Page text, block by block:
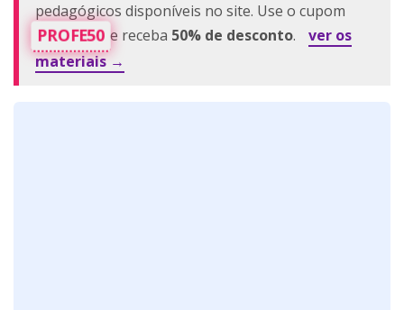
pedagógicos disponíveis no site. Use o cupom
PROFE50 e receba 50% de desconto.
ver os
materiais →